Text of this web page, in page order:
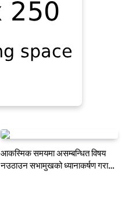
आकस्मिक समयमा असम्बन्धित विषय
नउठाउन सभामुखको ध्यानाकर्षण गराउँदै